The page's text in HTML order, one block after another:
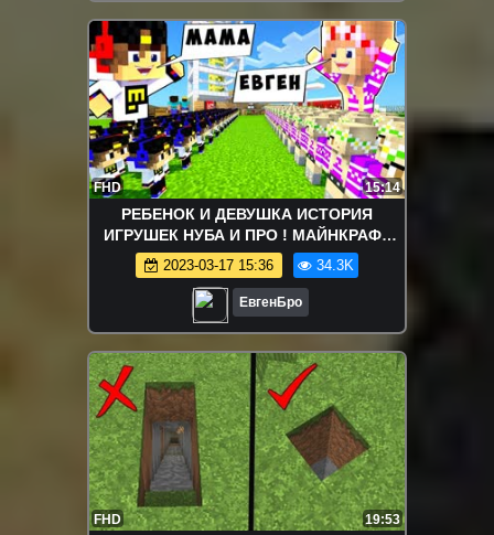
FHD 15:14
РЕБЕНОК И ДЕВУШКА ИСТОРИЯ
ИГРУШЕК НУБА И ПРО ! МАЙНКРАФТ
ВЫЖИВАНИЕ БОМЖА ВИДЕО
ТРОЛЛИНГ MINECRAFT
2023-03-17 15:36 34.3K
ЕвгенБро
FHD 19:53